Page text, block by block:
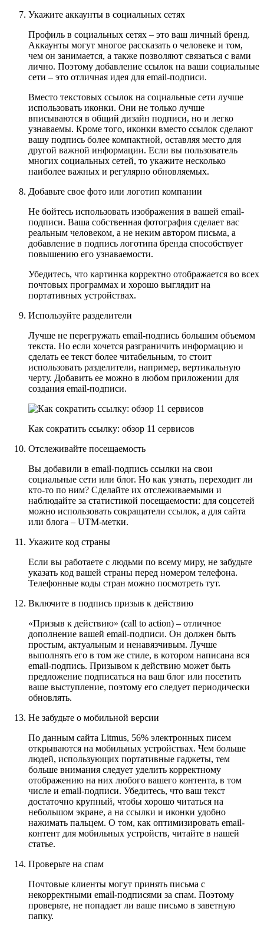
Укажите аккаунты в социальных сетях
Профиль в социальных сетях – это ваш личный бренд.
Аккаунты могут многое рассказать о человеке и том,
чем он занимается, а также позволяют связаться с вами
лично. Поэтому добавление ссылок на ваши социальные
сети – это отличная идея для email-подписи.
Вместо текстовых ссылок на социальные сети лучше
использовать иконки. Они не только лучше
вписываются в общий дизайн подписи, но и легко
узнаваемы. Кроме того, иконки вместо ссылок сделают
вашу подпись более компактной, оставляя место для
другой важной информации. Если вы пользователь
многих социальных сетей, то укажите несколько
наиболее важных и регулярно обновляемых.
Добавьте свое фото или логотип компании
Не бойтесь использовать изображения в вашей email-
подписи. Ваша собственная фотография сделает вас
реальным человеком, а не неким автором письма, а
добавление в подпись логотипа бренда способствует
повышению его узнаваемости.
Убедитесь, что картинка корректно отображается во всех
почтовых программах и хорошо выглядит на
портативных устройствах.
Используйте разделители
Лучше не перегружать email-подпись большим объемом
текста. Но если хочется разграничить информацию и
сделать ее текст более читабельным, то стоит
использовать разделители, например, вертикальную
черту. Добавить ее можно в любом приложении для
создания email-подписи.
Как сократить ссылку: обзор 11 сервисов
Отслеживайте посещаемость
Вы добавили в email-подпись ссылки на свои
социальные сети или блог. Но как узнать, переходит ли
кто-то по ним? Сделайте их отслеживаемыми и
наблюдайте за статистикой посещаемости: для соцсетей
можно использовать сокращатели ссылок, а для сайта
или блога – UTM-метки.
Укажите код страны
Если вы работаете с людьми по всему миру, не забудьте
указать код вашей страны перед номером телефона.
Телефонные коды стран можно посмотреть тут.
Включите в подпись призыв к действию
«Призыв к действию» (call to action) – отличное
дополнение вашей email-подписи. Он должен быть
простым, актуальным и ненавязчивым. Лучше
выполнять его в том же стиле, в котором написана вся
email-подпись. Призывом к действию может быть
предложение подписаться на ваш блог или посетить
ваше выступление, поэтому его следует периодически
обновлять.
Не забудьте о мобильной версии
По данным сайта Litmus, 56% электронных писем
открываются на мобильных устройствах. Чем больше
людей, использующих портативные гаджеты, тем
больше внимания следует уделить корректному
отображению на них любого вашего контента, в том
числе и email-подписи. Убедитесь, что ваш текст
достаточно крупный, чтобы хорошо читаться на
небольшом экране, а на ссылки и иконки удобно
нажимать пальцем. О том, как оптимизировать email-
контент для мобильных устройств, читайте в нашей
статье.
Проверьте на спам
Почтовые клиенты могут принять письма с
некорректными email-подписями за спам. Поэтому
проверьте, не попадает ли ваше письмо в заветную
папку.